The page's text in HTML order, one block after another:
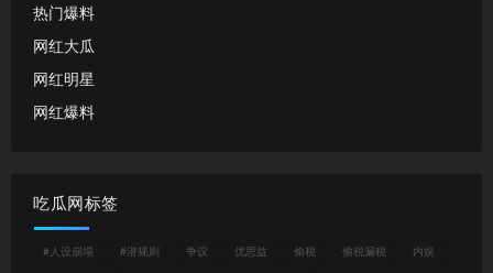
热门爆料
网红大瓜
网红明星
网红爆料
吃瓜网标签
#人设崩塌 #潜规则 争议 优思益 偷税 偷税漏税 内娱